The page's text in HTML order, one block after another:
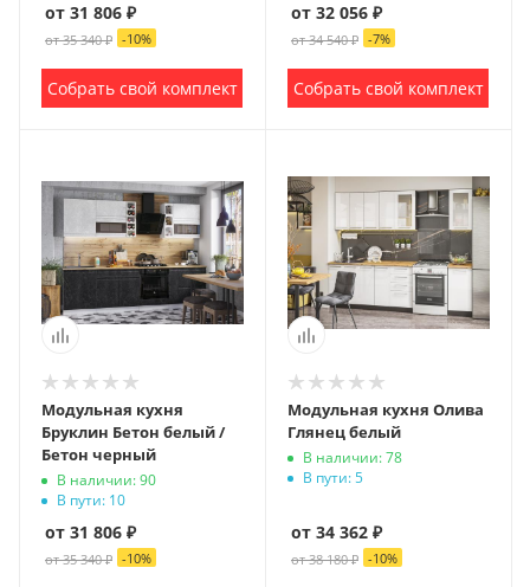
от 31 806 ₽
от 35 340 ₽ -10%
Собрать свой комплект
от 32 056 ₽
от 34 540 ₽ -7%
Собрать свой комплект
Модульная кухня
Бруклин Бетон белый /
Бетон черный
В наличии: 90
В пути: 10
от 31 806 ₽
от 35 340 ₽ -10%
Модульная кухня Олива
Глянец белый
В наличии: 78
В пути: 5
от 34 362 ₽
от 38 180 ₽ -10%